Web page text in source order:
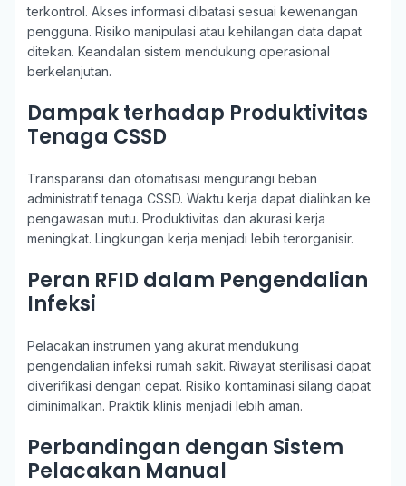
terkontrol. Akses informasi dibatasi sesuai kewenangan
pengguna. Risiko manipulasi atau kehilangan data dapat
ditekan. Keandalan sistem mendukung operasional
berkelanjutan.
Dampak terhadap Produktivitas
Tenaga CSSD
Transparansi dan otomatisasi mengurangi beban
administratif tenaga CSSD. Waktu kerja dapat dialihkan ke
pengawasan mutu. Produktivitas dan akurasi kerja
meningkat. Lingkungan kerja menjadi lebih terorganisir.
Peran RFID dalam Pengendalian
Infeksi
Pelacakan instrumen yang akurat mendukung
pengendalian infeksi rumah sakit. Riwayat sterilisasi dapat
diverifikasi dengan cepat. Risiko kontaminasi silang dapat
diminimalkan. Praktik klinis menjadi lebih aman.
Perbandingan dengan Sistem
Pelacakan Manual